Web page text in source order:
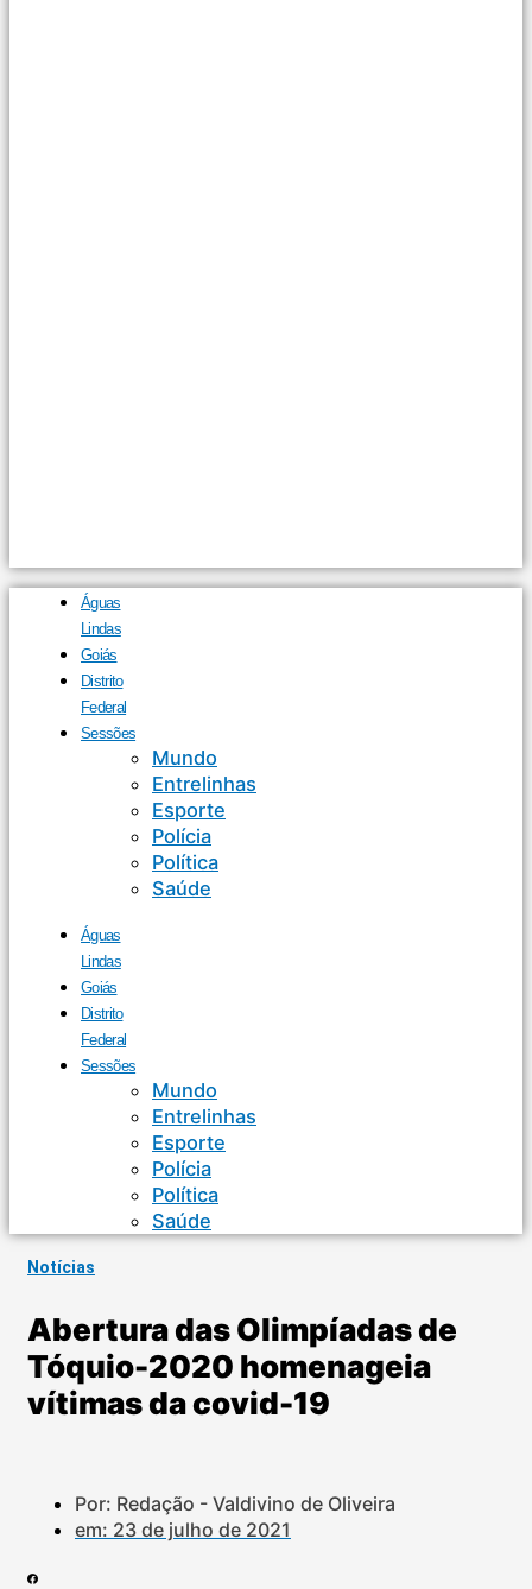
Águas
Lindas
Goiás
Distrito
Federal
Sessões
Mundo
Entrelinhas
Esporte
Polícia
Política
Saúde
Águas
Lindas
Goiás
Distrito
Federal
Sessões
Mundo
Entrelinhas
Esporte
Polícia
Política
Saúde
Notícias
Abertura das Olimpíadas de
Tóquio-2020 homenageia
vítimas da covid-19
Por: Redação - Valdivino de Oliveira
em: 23 de julho de 2021